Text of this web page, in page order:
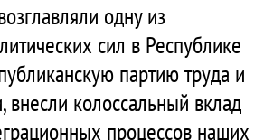
одну из
сил в Республике
партию труда и
внесли колоссальный вклад
процессов наших